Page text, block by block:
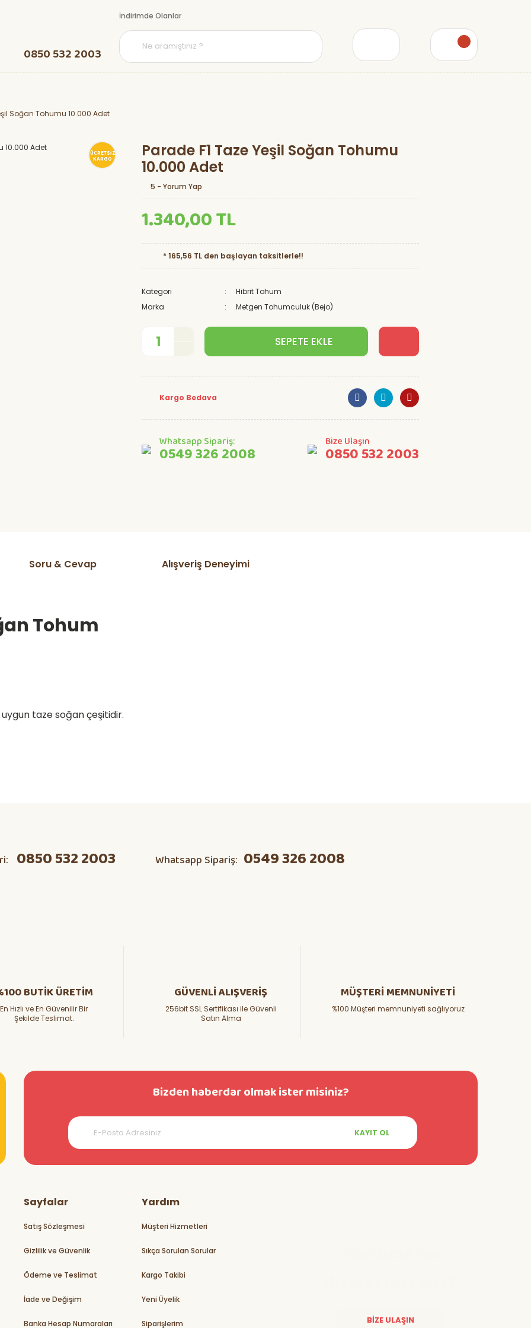
0850 532 2003
İndirimde Olanlar
Soğan Tohumu 10.000 Adet
ÜCRETSİZ
KARGO
Parade F1 Taze Yeşil Soğan Tohumu
10.000 Adet
5 - Yorum Yap
1.340,00 TL
* 165,56 TL den başlayan taksitlerle!!
Kategori
Hibrit Tohum
Marka
Metgen Tohumculuk (Bejo)
SEPETE EKLE
Kargo Bedava
Whatsapp Sipariş:
0549 326 2008
Bize Ulaşın
0850 532 2003
Soru & Cevap Alışveriş Deneyimi
Tohum
taze soğan çeşitidir.
Diğer yorumları göster
0850 532 2003 Whatsapp Sipariş: 0549 326 2008
BUTİK ÜRETİM
En Hızlı ve En Güvenilir Bir
Şekilde Teslimat.
GÜVENLİ ALIŞVERİŞ
256bit SSL Sertifikası ile Güvenli
Satın Alma
MÜŞTERİ MEMNUNİYETİ
%100 Müşteri memnuniyeti sağlıyoruz
Bizden haberdar olmak ister misiniz?
KAYIT OL
Sayfalar
Satış Sözleşmesi
Gizlilik ve Güvenlik
Ödeme ve Teslimat
İade ve Değişim
Banka Hesap Numaraları
Yardım
Müşteri Hizmetleri
Sıkça Sorulan Sorular
Kargo Takibi
Yeni Üyelik
Siparişlerim BİZE ULAŞIN